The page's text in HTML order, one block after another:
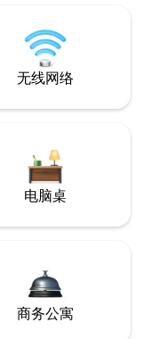
无线网络
电脑桌
商务公寓